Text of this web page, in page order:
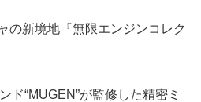
の新境地『無限エンジンコレク
ド“MUGEN”が監修した精密ミ